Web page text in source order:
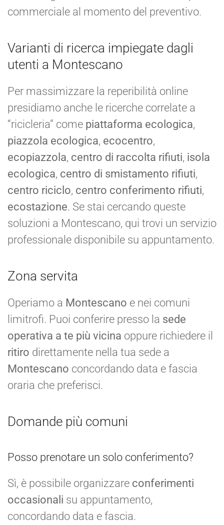
commerciale al momento del preventivo.
Varianti di ricerca impiegate dagli
utenti a Montescano
Per massimizzare la reperibilità online
presidiamo anche le ricerche correlate a
“ricicleria” come piattaforma ecologica,
piazzola ecologica, ecocentro,
ecopiazzola, centro di raccolta rifiuti, isola
ecologica, centro di smistamento rifiuti,
centro riciclo, centro conferimento rifiuti,
ecostazione. Se stai cercando queste
soluzioni a Montescano, qui trovi un servizio
professionale disponibile su appuntamento.
Zona servita
Operiamo a Montescano e nei comuni
limitrofi. Puoi conferire presso la sede
operativa a te più vicina oppure richiedere il
ritiro direttamente nella tua sede a
Montescano concordando data e fascia
oraria che preferisci.
Domande più comuni
Posso prenotare un solo conferimento?
Sì, è possibile organizzare conferimenti
occasionali su appuntamento,
concordando data e fascia.